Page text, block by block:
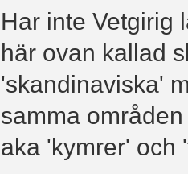
Har inte Vetgirig
här ovan kallad
'skandinaviska'
samma
aka 'kymrer' och